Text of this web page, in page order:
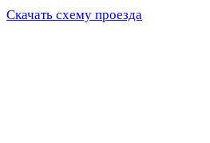
Скачать схему проезда